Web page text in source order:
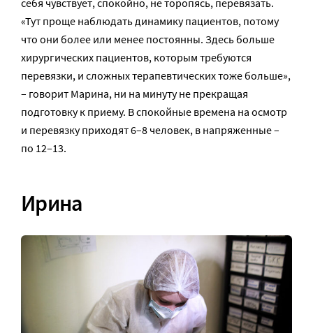
себя чувствует, спокойно, не торопясь, перевязать.
«Тут проще наблюдать динамику пациентов, потому
что они более или менее постоянны. Здесь больше
хирургических пациентов, которым требуются
перевязки, и сложных терапевтических тоже больше»,
– говорит Марина, ни на минуту не прекращая
подготовку к приему. В спокойные времена на осмотр
и перевязку приходят 6–8 человек, в напряженные –
по 12–13.
Ирина